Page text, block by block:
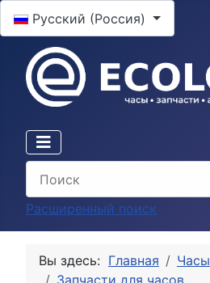
Выберите язык
Русский (Россия)
Расширенный поиск
Вы здесь: Главная
Часы
Запчасти для часов